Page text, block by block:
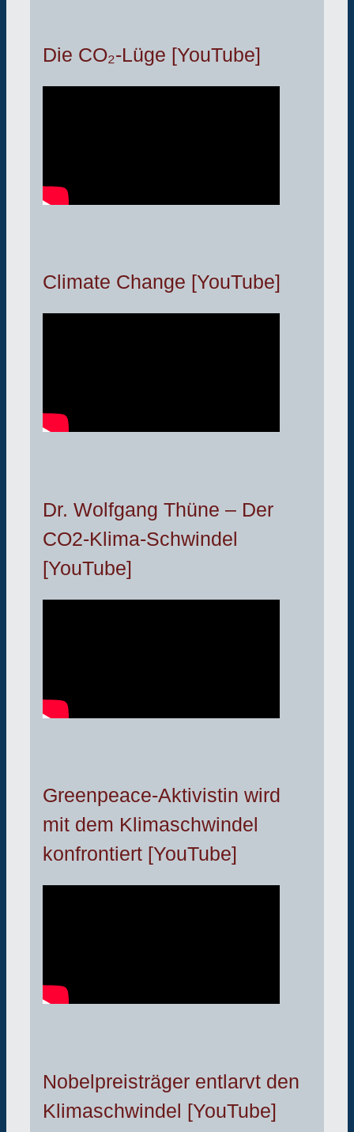
Die CO₂-Lüge [YouTube]
Climate Change [YouTube]
Dr. Wolfgang Thüne – Der
CO2-Klima-Schwindel
[YouTube]
Greenpeace-Aktivistin wird
mit dem Klimaschwindel
konfrontiert [YouTube]
Nobelpreisträger entlarvt den
Klimaschwindel [YouTube]